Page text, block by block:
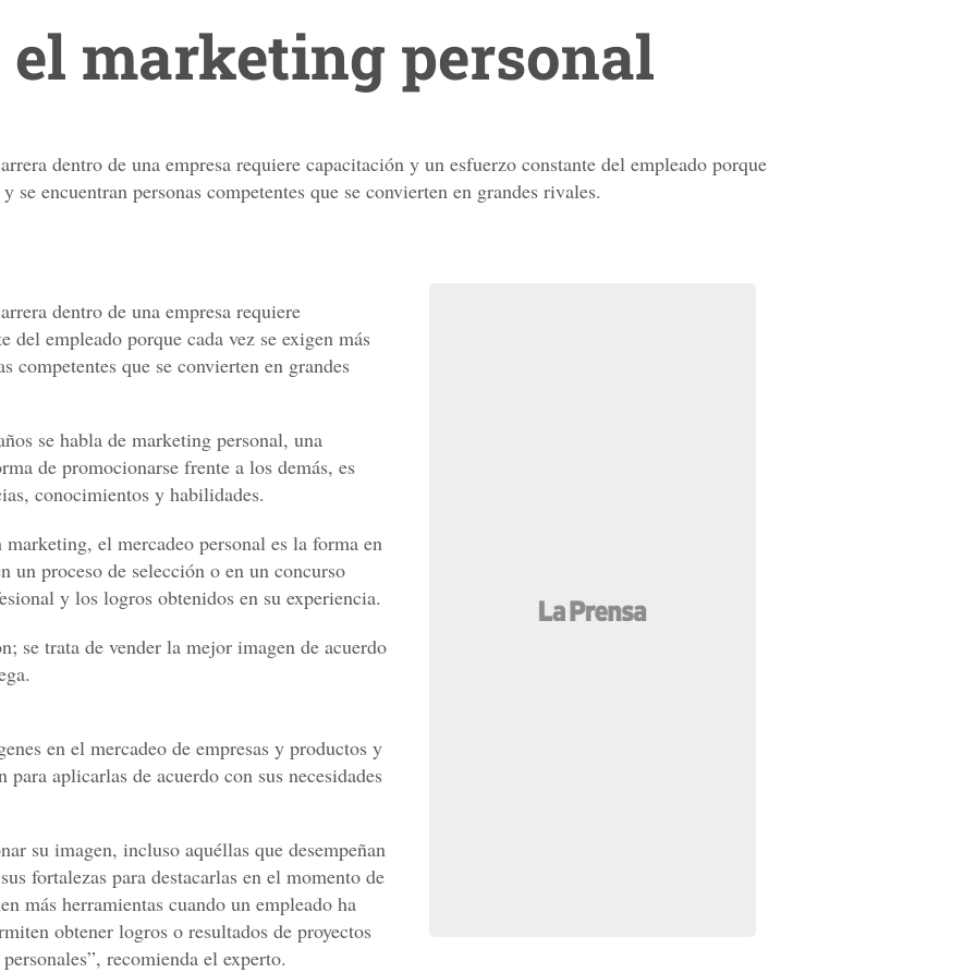
marketing personal
dentro de una empresa requiere capacitación y un esfuerzo constante del empleado porque
se encuentran personas competentes que se convierten en grandes rivales.
dentro de una empresa requiere
del empleado porque cada vez se exigen más
competentes que se convierten en grandes
se habla de marketing personal, una
de promocionarse frente a los demás, es
conocimientos y habilidades.
el mercadeo personal es la forma en
un proceso de selección o en un concurso
y los logros obtenidos en su experiencia.
se trata de vender la mejor imagen de acuerdo
en el mercadeo de empresas y productos y
aplicarlas de acuerdo con sus necesidades
su imagen, incluso aquéllas que desempeñan
fortalezas para destacarlas en el momento de
más herramientas cuando un empleado ha
obtener logros o resultados de proyectos
recomienda el experto.